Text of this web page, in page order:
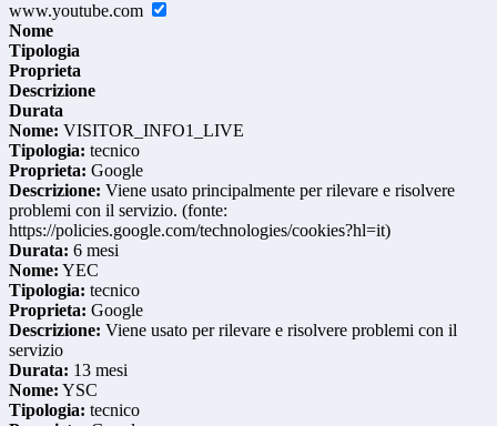
www.youtube.com
Nome
Tipologia
Proprieta
Descrizione
Durata
Nome: VISITOR_INFO1_LIVE
Tipologia: tecnico
Proprieta: Google
Descrizione: Viene usato principalmente per rilevare e risolvere
problemi con il servizio. (fonte:
https://policies.google.com/technologies/cookies?hl=it)
Durata: 6 mesi
Nome: YEC
Tipologia: tecnico
Proprieta: Google
Descrizione: Viene usato per rilevare e risolvere problemi con il
servizio
Durata: 13 mesi
Nome: YSC
Tipologia: tecnico